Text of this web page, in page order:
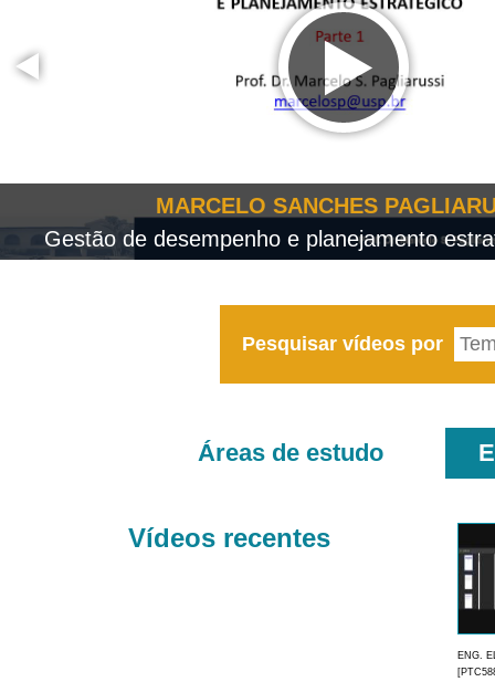
MARCELO SANCHES
Gestão de desempenho e planejamento
Pesquisar vídeos por
Áreas de estudo
Vídeos recentes
ENG.